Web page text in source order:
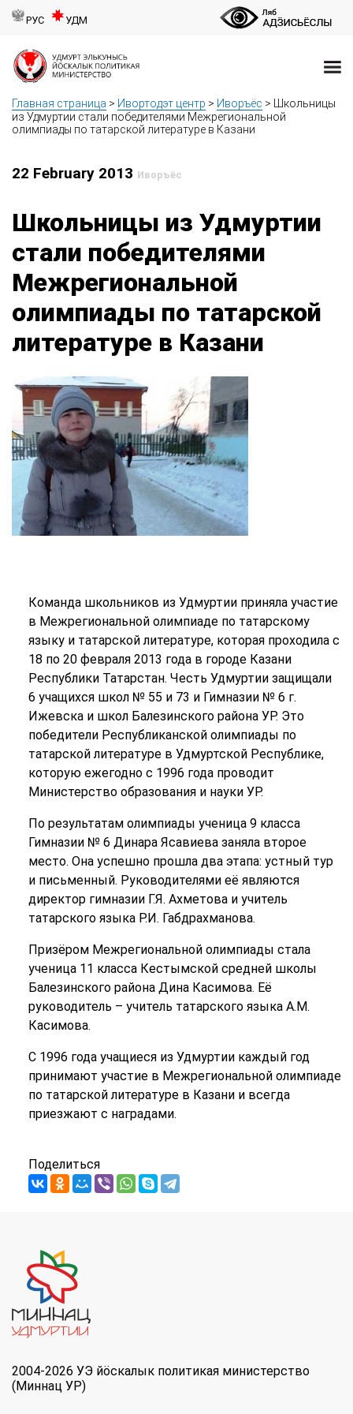
РУС УДМ
Главная страница > Ивортодэт центр > Иворъёс > Школьницы
из Удмуртии стали победителями Межрегиональной
олимпиады по татарской литературе в Казани
22 February 2013 Иворъёс
Школьницы из Удмуртии
стали победителями
Межрегиональной
олимпиады по татарской
литературе в Казани
Команда школьников из Удмуртии приняла участие
в Межрегиональной олимпиаде по татарскому
языку и татарской литературе, которая проходила с
18 по 20 февраля 2013 года в городе Казани
Республики Татарстан. Честь Удмуртии защищали
6 учащихся школ № 55 и 73 и Гимназии № 6 г.
Ижевска и школ Балезинского района УР. Это
победители Республиканской олимпиады по
татарской литературе в Удмуртской Республике,
которую ежегодно с 1996 года проводит
Министерство образования и науки УР.
По результатам олимпиады ученица 9 класса
Гимназии № 6 Динара Ясавиева заняла второе
место. Она успешно прошла два этапа: устный тур
и письменный. Руководителями её являются
директор гимназии Г.Я. Ахметова и учитель
татарского языка Р.И. Габдрахманова.
Призёром Межрегиональной олимпиады стала
ученица 11 класса Кестымской средней школы
Балезинского района Дина Касимова. Её
руководитель – учитель татарского языка А.М.
Касимова.
С 1996 года учащиеся из Удмуртии каждый год
принимают участие в Межрегиональной олимпиаде
по татарской литературе в Казани и всегда
приезжают с наградами.
Поделиться
2004-2026 УЭ йöскалык политикая министерство
(Миннац УР)